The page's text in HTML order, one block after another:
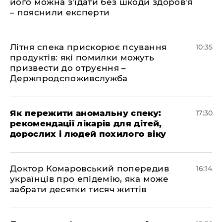
– пояснили експерти
Літня спека прискорює псування
продуктів: які помилки можуть
призвести до отруєння –
Держпродспоживслужба
10:35
Як пережити аномальну спеку:
рекомендації лікарів для дітей,
дорослих і людей похилого віку
17:30
Доктор Комаровський попередив
українців про епідемію, яка може
забрати десятки тисяч життів
16:14